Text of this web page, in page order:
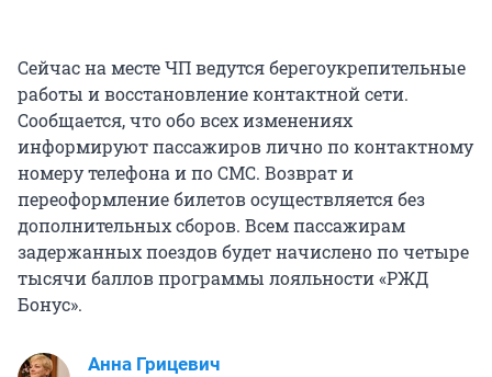
Сейчас на месте ЧП ведутся берегоукрепительные
работы и восстановление контактной сети.
Сообщается, что обо всех изменениях
информируют пассажиров лично по контактному
номеру телефона и по СМС. Возврат и
переоформление билетов осуществляется без
дополнительных сборов. Всем пассажирам
задержанных поездов будет начислено по четыре
тысячи баллов программы лояльности «РЖД
Бонус».
Анна Грицевич